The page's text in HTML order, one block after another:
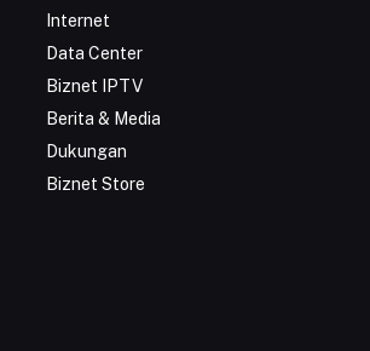
Internet
Data Center
Biznet IPTV
Berita & Media
Dukungan
Biznet Store